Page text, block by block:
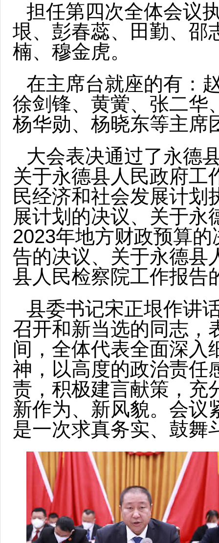
担任第四次全体会议
垠、彭春蕊、田勤、邵
楠、穆金虎。
在主席台就座的有：
徐剑锋、黄黉、张二华
杨华勋、杨晓东等主席
大会表决通过了永德
关于永德县人民政府工
民经济和社会发展计划
展计划的决议、关于永
2023年地方财政预算
告的决议、关于永德县
县人民检察院工作报告
县委书记宋正垠作讲
召开和新当选的同志，
间，全体代表全面深入
神，以高度的政治责任
责，积极建言献策，充
新作为、新风貌。会议
是一次求真务实、鼓舞